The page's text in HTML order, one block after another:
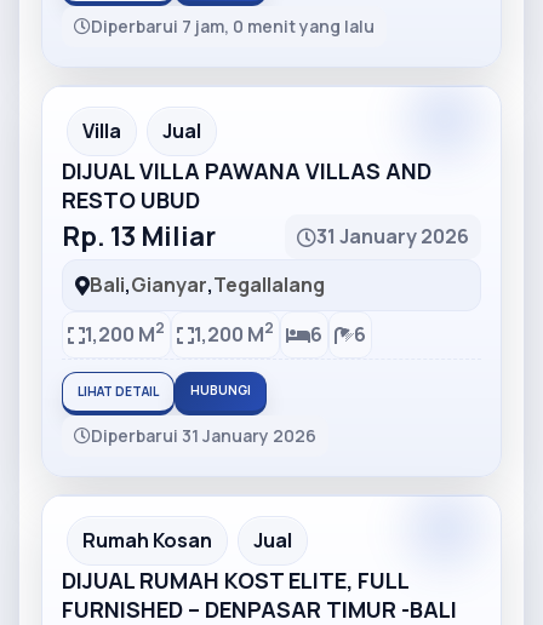
Diperbarui 7 jam, 0 menit yang lalu
Partner Ad
Villa Jual
DIJUAL VILLA PAWANA VILLAS AND
RESTO UBUD
Rp. 13 Miliar
31 January 2026
Bali,Gianyar,Tegallalang
1,200 M2 1,200 M2 6 6
LIHAT DETAIL HUBUNGI
Diperbarui 31 January 2026
Partner Ad
Rumah Kosan Jual
DIJUAL RUMAH KOST ELITE, FULL
FURNISHED – DENPASAR TIMUR -BALI